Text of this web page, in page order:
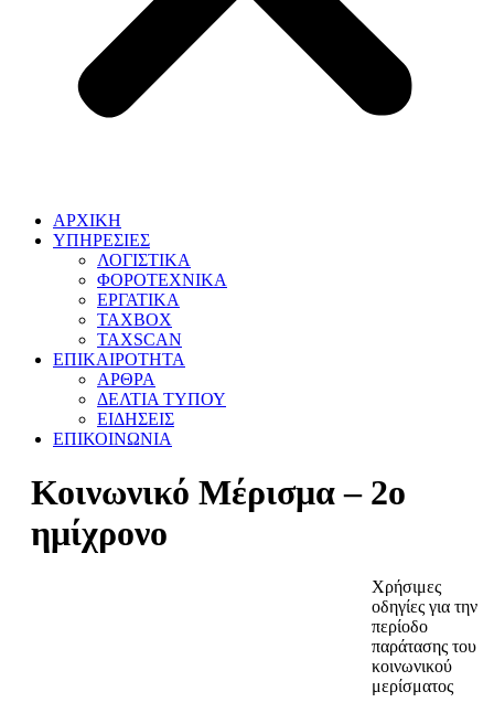
ΑΡΧΙΚΗ
ΥΠΗΡΕΣΙΕΣ
ΛΟΓΙΣΤΙΚΑ
ΦΟΡΟΤΕΧΝΙΚΑ
ΕΡΓΑΤΙΚΑ
TAXBOX
TAXSCAN
ΕΠΙΚΑΙΡΟΤΗΤΑ
ΑΡΘΡΑ
ΔΕΛΤΙΑ ΤΥΠΟΥ
ΕΙΔΗΣΕΙΣ
ΕΠΙΚΟΙΝΩΝΙΑ
Κοινωνικό Μέρισμα – 2ο
ημίχρονο
Χρήσιμες
οδηγίες για την
περίοδο
παράτασης του
κοινωνικού
μερίσματος